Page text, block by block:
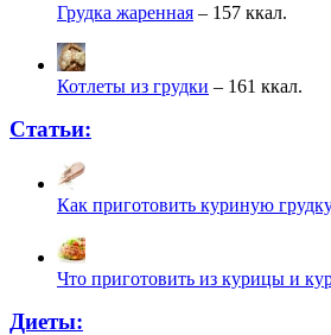
Грудка жаренная – 157 ккал.
Котлеты из грудки – 161 ккал.
Статьи:
Как приготовить куриную
Что приготовить из курицы и
Диеты: